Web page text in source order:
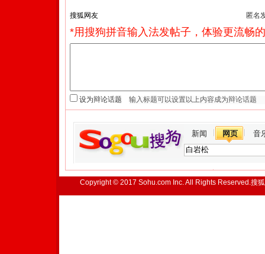
匿名
*用搜狗拼音输入法发帖子，体验更流畅
设为辩论话题
新闻 网页 音
Copyright © 2017 Sohu.com Inc. All Rights Reserved.搜